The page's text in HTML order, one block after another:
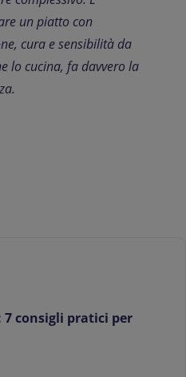
un piatto con
cura e sensibilità da
lo cucina, fa davvero la
7 consigli pratici per